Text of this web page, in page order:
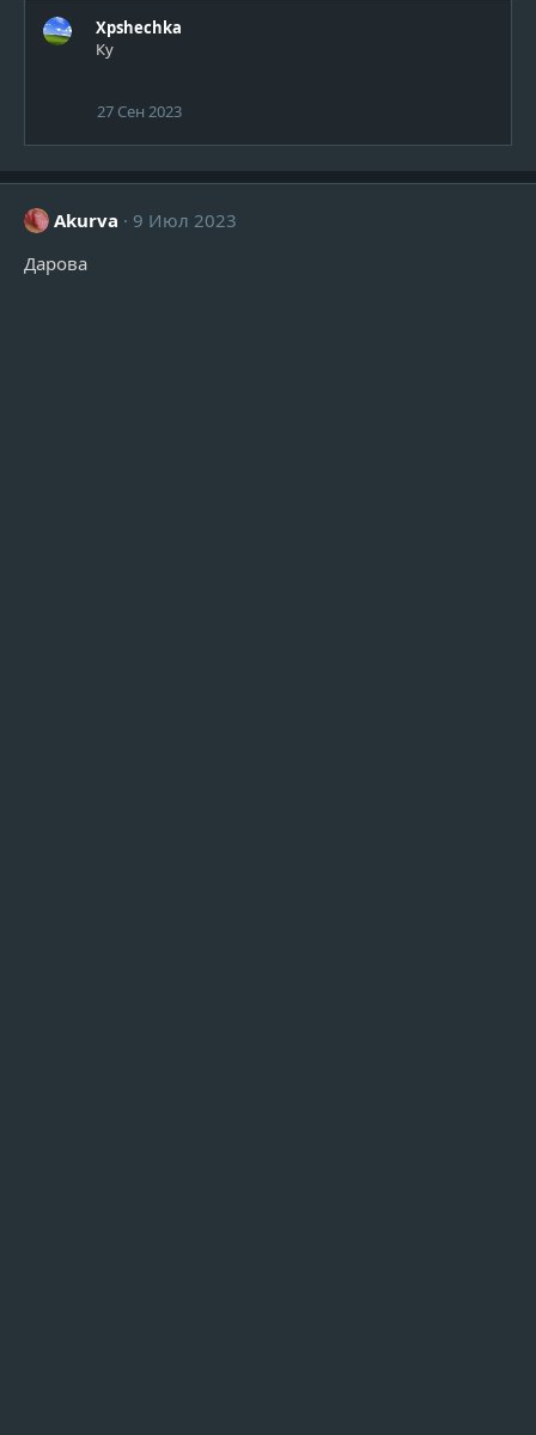
Xpshechka
Ку
27 Сен 2023
Akurva
9 Июл 2023
Дарова